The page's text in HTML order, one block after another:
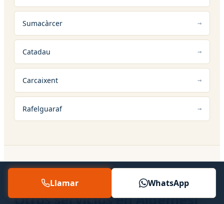
Sumacàrcer
Catadau
Carcaixent
Rafelguaraf
12 — SERVICIOS RELACIONADOS
Otros servicios en Algemesí
Llamar WhatsApp